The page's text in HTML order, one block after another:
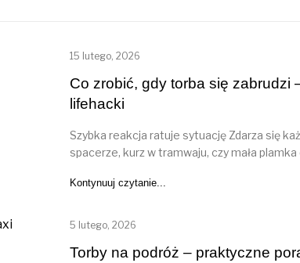
15 lutego, 2026
Co zrobić, gdy torba się zabrudzi
lifehacki
Szybka reakcja ratuje sytuację Zdarza się
spacerze, kurz w tramwaju, czy mała
Kontynuuj czytanie...
5 lutego, 2026
Torby na podróż – praktyczne